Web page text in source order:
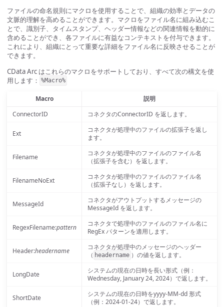
ファイルの命名規則にマクロを使用することで、組織の効率とデータの
文脈的理解を高めることができます。マクロをファイル名に組み込むこ
とで、識別子、タイムスタンプ、ヘッダー情報などの関連情報を動的に
含めることができ、各ファイルに有益なコンテキストを付与できます。
これにより、組織にとって重要な詳細をファイル名に反映させることが
できます。
CData Arc はこれらのマクロをサポートしており、すべて次の構文を使
用します： %Macro%
Macro
説明
ConnectorID
コネクタのConnectorID を返します。
Ext
コネクタが処理中のファイルの拡張子を返し
ます。
Filename
コネクタが処理中のファイルのファイル名
（拡張子を含む）を返します。
FilenameNoExt
コネクタが処理中のファイルのファイル名
（拡張子なし）を返します。
MessageId
コネクタがアウトプットするメッセージの
MessageId を返します。
RegexFilename:pattern
コネクタで処理中のファイルのファイル名に
RegEx パターンを適用します。
Header:headername
コネクタが処理中のメッセージのヘッダー
（ headername ）の値を返します。
LongDate
システムの現在の日時を長い形式（例：
Wednesday, January 24, 2024）で返します。
ShortDate
システムの現在の日時をyyyy-MM-dd 形式
（例：2024-01-24）で返します。